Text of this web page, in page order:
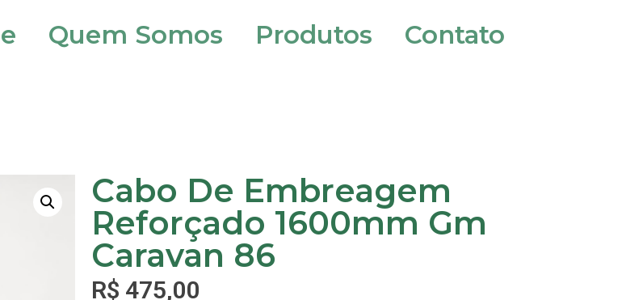
Quem Somos Produtos Contato
Cabo De Embreagem
Reforçado 1600mm Gm
Caravan 86
R$ 475,00